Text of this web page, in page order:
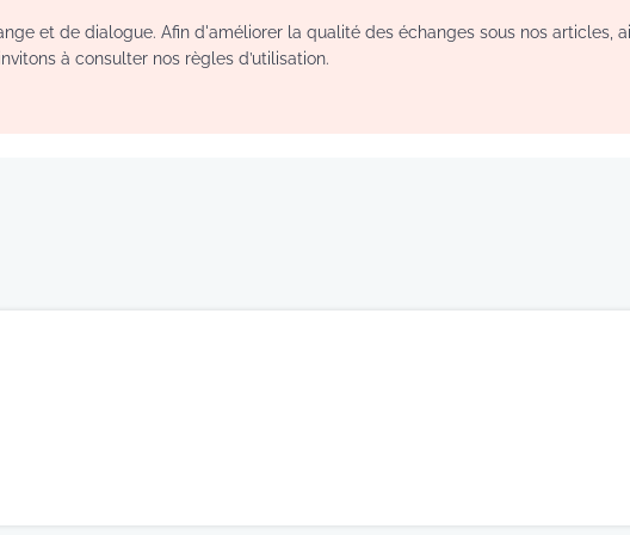
et de dialogue. Afin d'améliorer la qualité des échanges sous nos articles,
à consulter nos règles d’utilisation.